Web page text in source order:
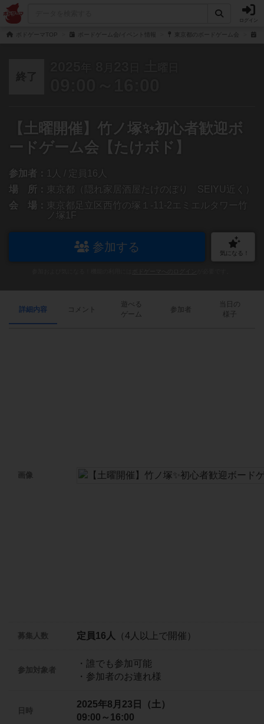
ログイン
ボドゲーマTOP 東京都のボードゲーム会
【土曜開催】竹ノ塚✨初心者歓迎ボ
ードゲーム会【たけボド】
参加者：
1人 / 定員16人
場 所： 東京都（隠れ家居酒屋たけのぼり SEIYU近く）
会 場： 東京都足立区西竹の塚１-11-2エミエルタワー竹
ノ塚1F
参加する 気になる！
詳細内容 コメント
遊べる
ゲーム
参加者
当日の
様子
画像
募集人数 定員16人 （4人以上で開催）
参加対象者
・誰でも参加可能
・参加者のお連れ様
日時
2025年8月23日（土）
09:00～16:00